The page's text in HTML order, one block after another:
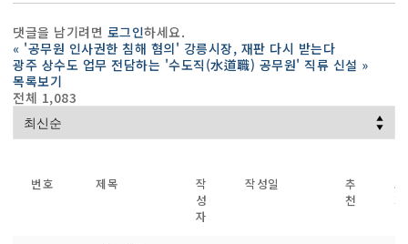
댓글을 남기려면 로그인하세요.
« '공무원 인사권한 침해 혐의' 강릉시장, 재판 다시 받는다
광주 상수도 업무 전담하는 '수도직(水道職) 공무원' 직류 신설 »
목록보기
전체 1,083
번호 제목
작
성
자
작성일
추
천
조
회